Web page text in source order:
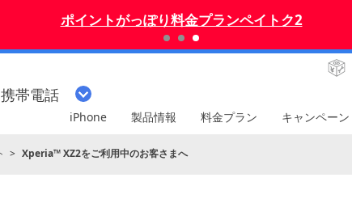
ポイントがっぽり料金プランペイトク2
帯電話
iPhone 製品情報 料金プラン キャンペーン
Xperia™ XZ2をご利用中のお客さまへ